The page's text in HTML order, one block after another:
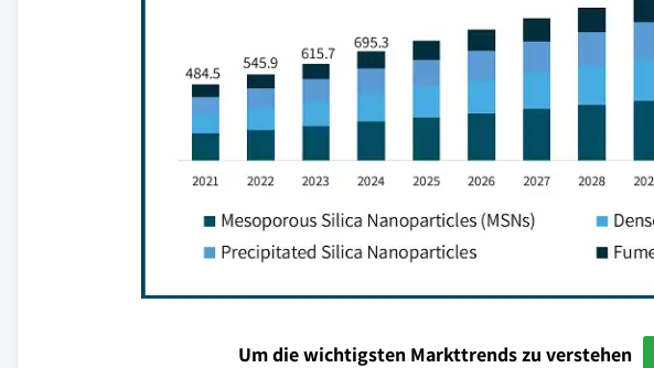
Um die wichtigsten Markttrends zu verstehen